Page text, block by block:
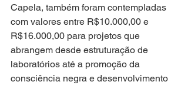
Capela, também foram contempladas
com valores entre R$10.000,00 e
R$16.000,00 para projetos que
abrangem desde estruturação de
laboratórios até a promoção da
consciência negra e desenvolvimento